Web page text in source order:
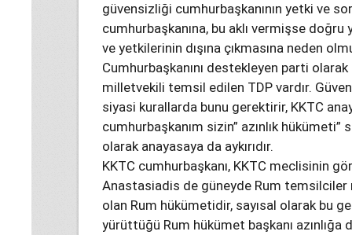
güvensizliği cumhurbaşkanının yetki ve
cumhurbaşkanına, bu aklı vermişse doğru
ve yetkilerinin dışına çıkmasına neden
Cumhurbaşkanını destekleyen parti
milletvekili temsil edilen TDP vardır.
siyasi kurallarda bunu gerektirir, KKTC
cumhurbaşkanım sizin” azınlık
olarak anayasaya da aykırıdır.
KKTC cumhurbaşkanı, KKTC meclisinin
Anastasiadis de güneyde Rum temsilciler
olan Rum hükümetidir, sayısal olarak bu
yürüttüğü Rum hükümet başkanı azınlığa